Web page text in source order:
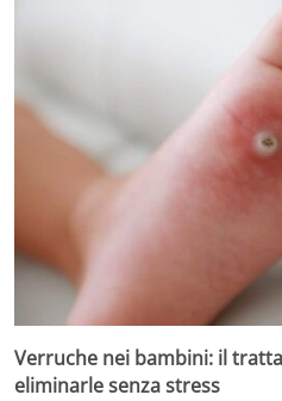
Verruche nei bambini: il
eliminarle senza stress